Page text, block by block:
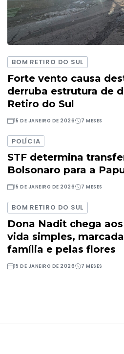
BOM RETIRO DO SUL
Forte vento causa
derruba estrutura de
Retiro do Sul
15 DE JANEIRO DE 2026 7 MESES
POLÍCIA
STF determina
Bolsonaro para a
15 DE JANEIRO DE 2026 7 MESES
BOM RETIRO DO SUL
Dona Nadit chega
vida simples,
família e pelas flores
15 DE JANEIRO DE 2026 7 MESES